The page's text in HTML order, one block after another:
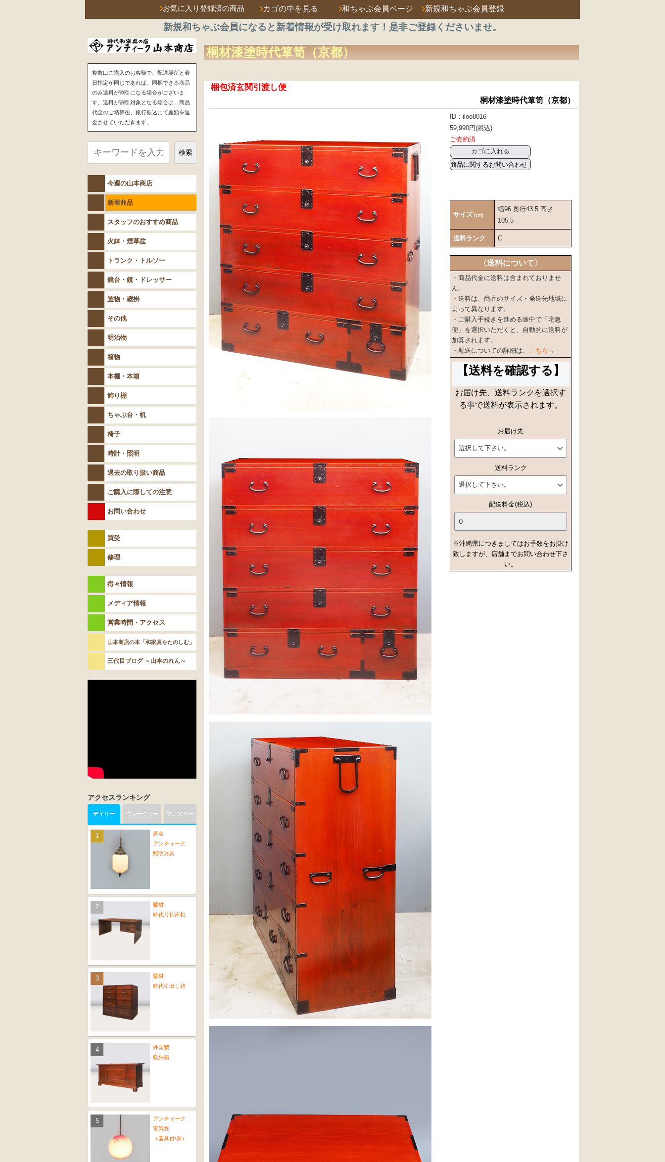
お気に入り登録済の商品 カゴの中を見る 和ちゃぶ会員ページ 新規和ちゃぶ会員登録
新規和ちゃぶ会員になると新着情報が受け取れます！是非ご登録くださいませ。
桐材漆塗時代箪笥（京都）
桐材漆塗時代箪笥（京都）
ID：iloo8016
59,990円(税込)
ご売約済
商品に関するお問い合わせ
梱包済玄関引渡し便
サイズ (cm)
幅96 奥行43.5 高さ
105.5
送料ランク C
複数口ご購入のお客様で、配送場所と着
日指定が同じであれば、同梱できる商品
のみ送料が割引になる場合がございま
す。送料が割引対象となる場合は、商品
代金のご精算後、銀行振込にて差額を返
金させていただきます。
検索
今週の山本商店
新着商品
スタッフのおすすめ商品
火鉢・煙草盆
トランク・トルソー
鏡台・鏡・ドレッサー
置物・壁掛
その他
明治物
箱物
本棚・本箱
飾り棚
ちゃぶ台・机
椅子
時計・照明
過去の取り扱い商品
ご購入に際しての注意
お問い合わせ
買受
修理
得々情報
メディア情報
営業時間・アクセス
山本商店の本「和家具をたのしむ」
三代目ブログ ～山本のれん～
アクセスランキング
デイリー
唐金
アンティーク
照明器具
栗材
時代片袖座机
栗材
時代引出し箱
外国製
収納箱
アンティーク
電気笠
（器具付/赤）
ウィークリー マンスリー